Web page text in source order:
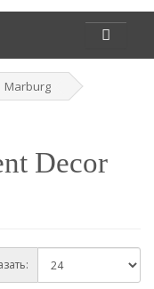
Marburg
Decor